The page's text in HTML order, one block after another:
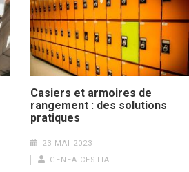
Casiers et armoires de
rangement : des solutions
pratiques
23 MAI 2023
GENEA-CESTIA